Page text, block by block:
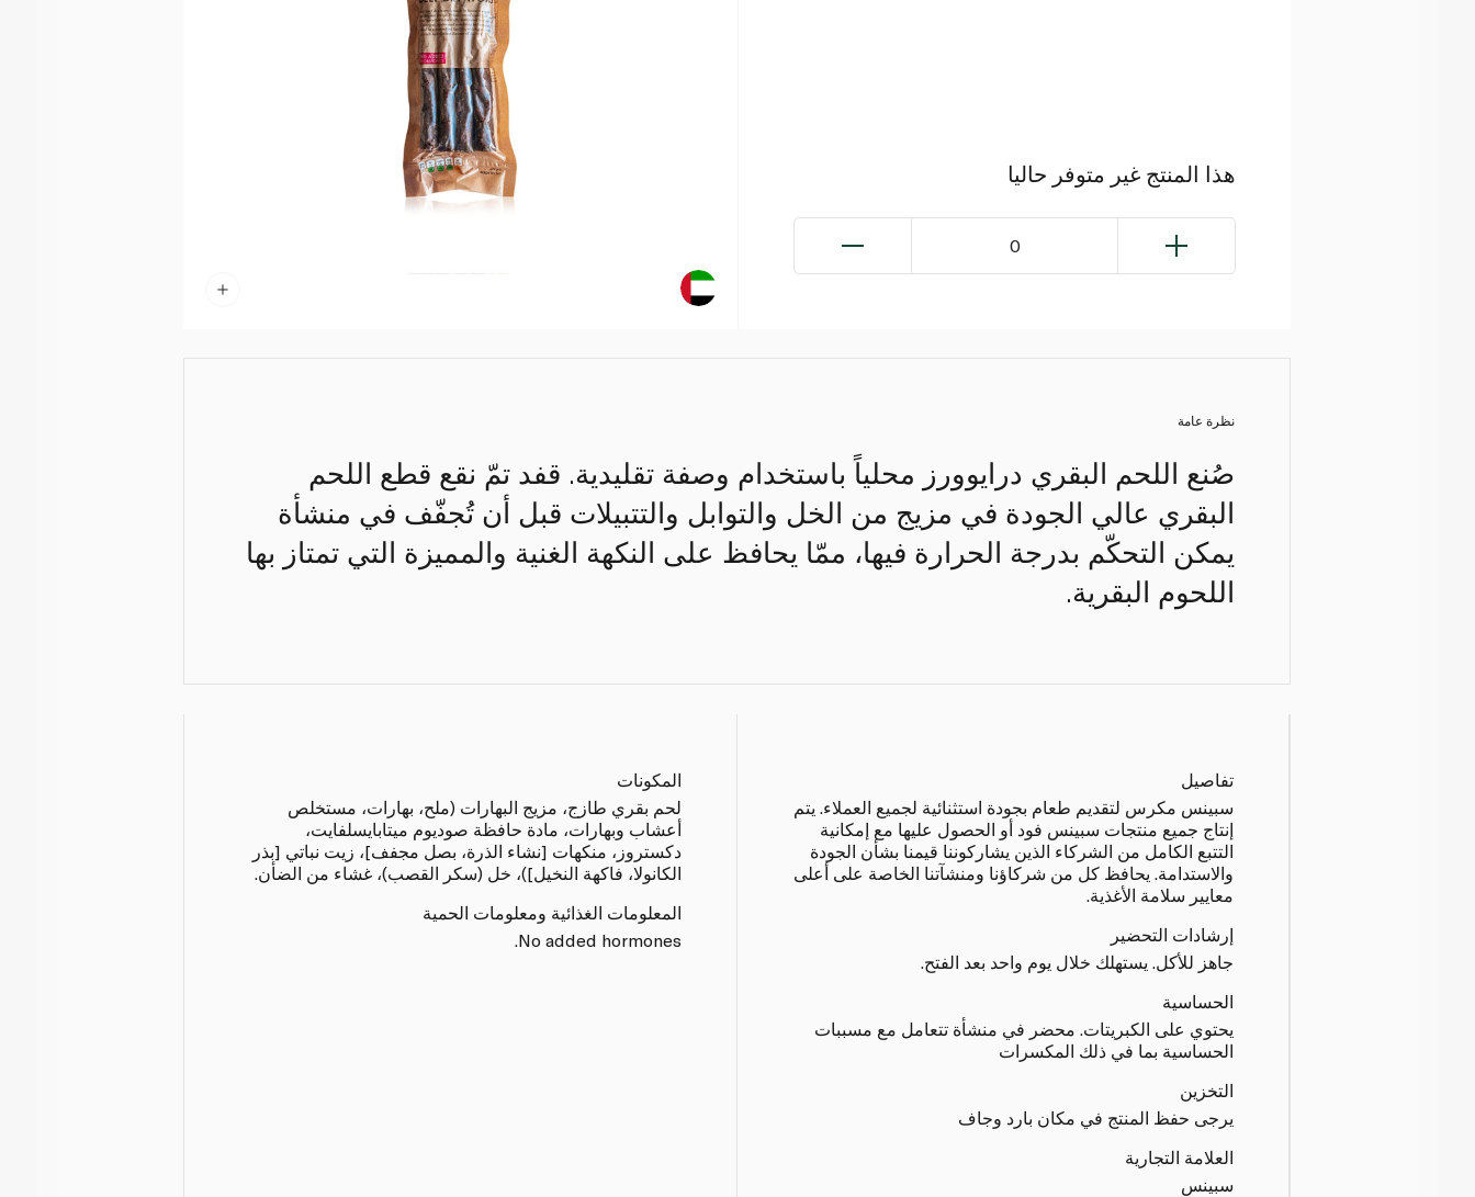
هذا المنتج غير متوفر حاليا
0
نظرة عامة
صُنع اللحم البقري درايوورز محلياً باستخدام وصفة تقليدية. قفد تمّ نقع قطع اللحم
البقري عالي الجودة في مزيج من الخل والتوابل والتتبيلات قبل أن تُجفّف في منشأة
يمكن التحكّم بدرجة الحرارة فيها، ممّا يحافظ على النكهة الغنية والمميزة التي تمتاز بها
اللحوم البقرية.
تفاصيل
سبينس مكرس لتقديم طعام بجودة استثنائية لجميع العملاء. يتم
إنتاج جميع منتجات سبينس فود أو الحصول عليها مع إمكانية
التتبع الكامل من الشركاء الذين يشاركوننا قيمنا بشأن الجودة
والاستدامة. يحافظ كل من شركاؤنا ومنشآتنا الخاصة على أعلى
معايير سلامة الأغذية.
إرشادات التحضير
جاهز للأكل. يستهلك خلال يوم واحد بعد الفتح.
الحساسية
يحتوي على الكبريتات. محضر في منشأة تتعامل مع مسببات
الحساسية بما في ذلك المكسرات
التخزين
يرجى حفظ المنتج في مكان بارد وجاف
العلامة التجارية
سبينس
المكونات
لحم بقري طازج، مزيج البهارات (ملح، بهارات، مستخلص
أعشاب وبهارات، مادة حافظة صوديوم ميتابايسلفايت،
دكستروز، منكهات [نشاء الذرة، بصل مجفف]، زيت نباتي [بذر
الكانولا، فاكهة النخيل])، خل (سكر القصب)، غشاء من الضأن.
المعلومات الغذائية ومعلومات الحمية
No added hormones.